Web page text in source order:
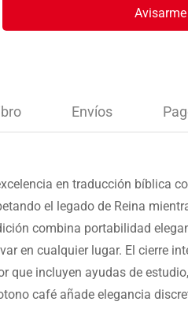
Envíos
en traducción bíblica
el legado de Reina
combina portabilidad
en cualquier lugar. El cierre
incluyen ayudas de
café añade elegancia